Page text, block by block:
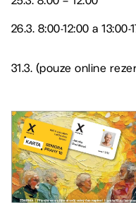
26.3. 8:00-12:00 a 13:00-
31.3. (pouze online